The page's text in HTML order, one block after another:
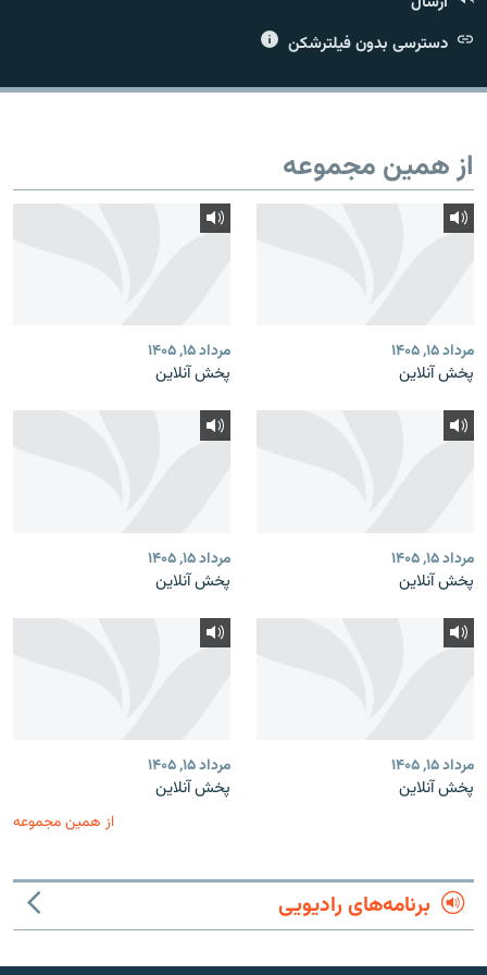
دسترسی بدون فیلترشکن
از همین مجموعه
مرداد ۱۵, ۱۴۰۵
پخش آنلاین
مرداد ۱۵, ۱۴۰۵
پخش آنلاین
مرداد ۱۵, ۱۴۰۵
پخش آنلاین
مرداد ۱۵, ۱۴۰۵
پخش آنلاین
مرداد ۱۵, ۱۴۰۵
پخش آنلاین
مرداد ۱۵, ۱۴۰۵
پخش آنلاین
از همین مجموعه
برنامه‌های رادیویی